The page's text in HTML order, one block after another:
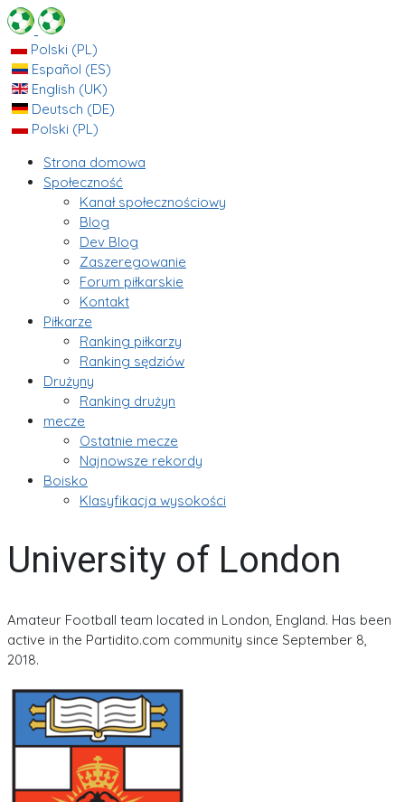
Polski (PL)
Español (ES)
English (UK)
Deutsch (DE)
Polski (PL)
Strona domowa
Społeczność
Kanał społecznościowy
Blog
Dev Blog
Zaszeregowanie
Forum piłkarskie
Kontakt
Piłkarze
Ranking piłkarzy
Ranking sędziów
Drużyny
Ranking drużyn
mecze
Ostatnie mecze
Najnowsze rekordy
Boisko
Klasyfikacja wysokości
University of London
Amateur Football team located in London, England. Has been
active in the Partidito.com community since September 8,
2018.